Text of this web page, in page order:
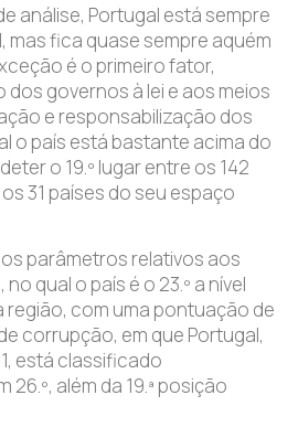
análise, Portugal está sempre
mas fica quase sempre aquém
é o primeiro fator,
governos à lei e aos meios
e responsabilização dos
o país está bastante acima do
o 19.º lugar entre os 142
31 países do seu espaço
parâmetros relativos aos
qual o país é o 23.º a nível
região, com uma pontuação de
corrupção, em que Portugal,
está classificado
além da 19.ª posição